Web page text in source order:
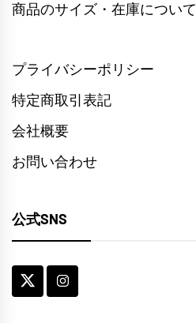
商品のサイズ・在庫について
プライバシーポリシー
特定商取引表記
会社概要
お問い合わせ
公式SNS